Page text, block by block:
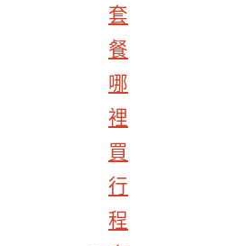
套
餐
哪
裡
買
行
程